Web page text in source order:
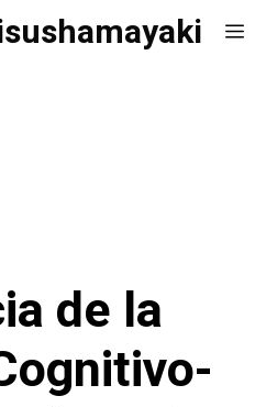
de la